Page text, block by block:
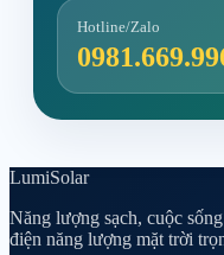
Hotline/Zalo
LumiSolar
Năng lượng sạch, cuộc
điện năng lượng mặt trời